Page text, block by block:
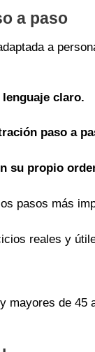
a paso
a
lenguaje claro.
paso a
su propio
pasos más
reales y
mayores de 45